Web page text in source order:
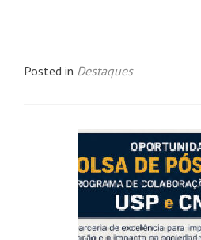
Posted in Destaques